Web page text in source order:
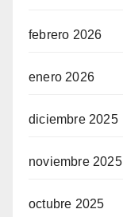
febrero 2026
enero 2026
diciembre 2025
noviembre 2025
octubre 2025